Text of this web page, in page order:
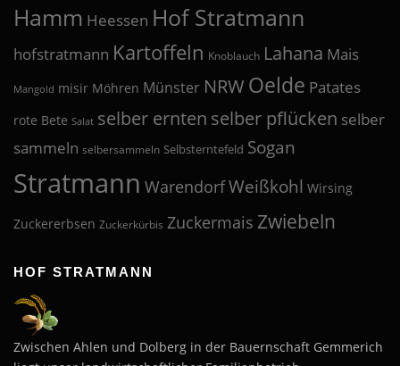
Hamm Heessen Hof Stratmann
hofstratmann Kartoffeln Knoblauch Lahana Mais
Mangold misir Möhren Münster NRW Oelde Patates
rote Bete Salat selber ernten selber pflücken selber
sammeln selbersammeln Selbsterntefeld Sogan
Stratmann WarendorfWeißkohl Wirsing
Zuckererbsen Zuckerkürbis Zuckermais Zwiebeln
HOF STRATMANN
Zwischen Ahlen und Dolberg in der Bauernschaft Gemmerich